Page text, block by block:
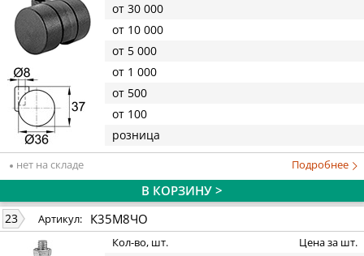
от 30 000
от 10 000
от 5 000
от 1 000
от 500
от 100
розница
нет на складе Подробнее
В КОРЗИНУ >
23 Артикул: К35М8ЧО
Кол-во, шт. Цена за шт.